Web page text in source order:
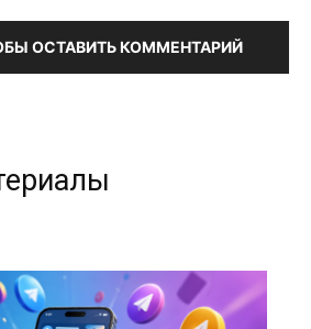
ОСТАВИТЬ КОММЕНТАРИЙ